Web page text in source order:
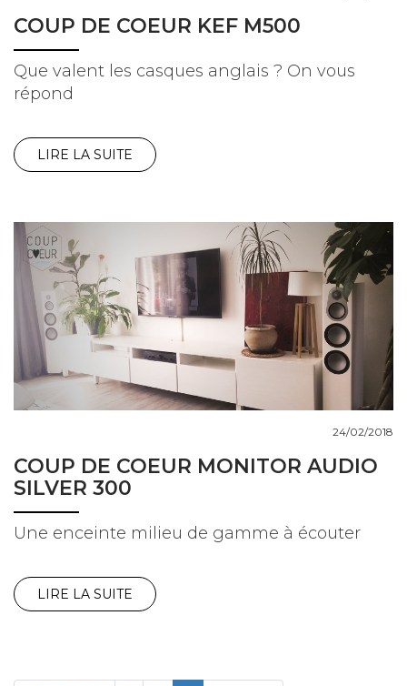
COUP DE COEUR KEF M500
Que valent les casques anglais ? On vous
répond
LIRE LA SUITE
COUP DE COEUR MONITOR AUDIO
SILVER 300
24/02/2018
Une enceinte milieu de gamme à écouter
LIRE LA SUITE